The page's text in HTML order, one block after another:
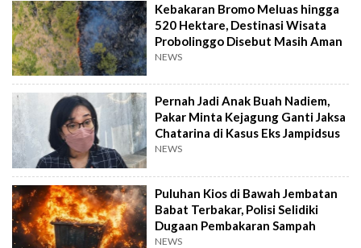
Kebakaran Bromo Meluas hingga
520 Hektare, Destinasi Wisata
Probolinggo Disebut Masih Aman
NEWS
Pernah Jadi Anak Buah Nadiem,
Pakar Minta Kejagung Ganti Jaksa
Chatarina di Kasus Eks Jampidsus
NEWS
Puluhan Kios di Bawah Jembatan
Babat Terbakar, Polisi Selidiki
Dugaan Pembakaran Sampah
NEWS